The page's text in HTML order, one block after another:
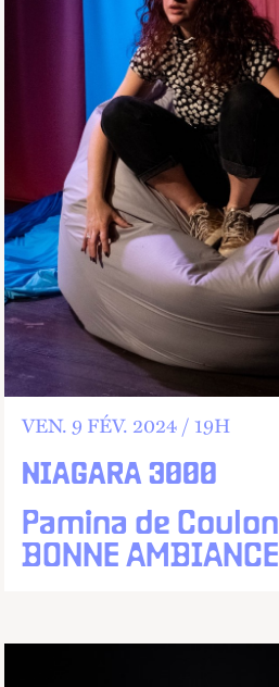
NIAGARA 3000
Pamina de Coulon
BONNE AMBIANCE
VEN.9 FÉV. 2024 /19H